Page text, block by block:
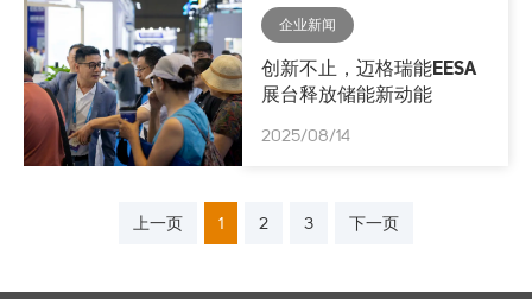
企业新闻
创新不止，迈格瑞能EESA
展台释放储能新动能
2025/08/14
上一页 1 2 3 下一页